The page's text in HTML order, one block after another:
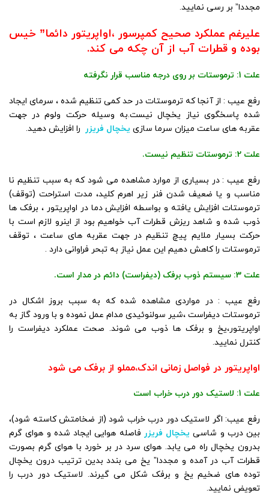
مجددا” بر رسی نمایید.
علیرغم عملکرد صحیح کمپرسور ،اواپریتور دائما” خیس
بوده و قطرات آب از آن چکه می کند.
علت 1: ترموستات بر روی درجه مناسب قرار نگرفته
رفع عیب : از آنجا که ترموستات در حد کمی تنظیم شده ، سرمای ایجاد
شده پاسخگوی نیاز یخچال نیست.به وسیله حرکت ولوم در جهت
عقربه های ساعت میزان سرما سازی یخچال فریزر را افزایش دهید.
علت 2: ترموستات تنظیم نیست.
رفع عیب : در بسیاری از موارد مشاهده می شود که به سبب تنظیم نا
مناسب و یا ضعیف شدن فنر زیر اهرم کلید، مدت استراحت (توقف)
ترموستات افزایش یافته و بواسطه افزایش دما در اواپریتور ، برفک ها
ذوب شده و شاهد ریزش قطرات آب خواهیم بود از اینرو لازم است با
حرکت بسیار ملایم پیچ تنظیم در جهت عقربه های ساعت ، توقف
ترموستات را کاهش دهیم این عمل نیاز به تبحر فراوانی دارد .
علت 3: سیستم ذوب برفک (دیفراست) دائم در مدار است.
رفع عیب : در مواردی مشاهده شده که به سبب بروز اشکال در
ترموستات دیفراست ،شیر سولنوئیدی مدام عمل نموده و با ورود گاز به
اواپریتور،یخ و برفک ها ذوب می شوند. صحت عملکرد دیفراست را
کنترل نمایید.
اواپریتور در فواصل زمانی اندک،مملو از برفک می شود
علت 1: لاستیک دور درب خراب است
رفع عیب: اگر لاستیک دور درب خراب شود (از ضخامتش کاسته شود)،
بین درب و شاسی یخچال فریزر فاصله هوایی ایجاد شده و هوای گرم
بدرون یخچال راه می یابد. هوای سرد در بر خورد با هوای گرم بصورت
قطرات آب در آمده و مجددا” یخ می بندد بدین ترتیب درون یخچال
توده های ضخیم یخ و برفک شکل می گیرند. لاستیک دور درب را
تعویض نمایید.